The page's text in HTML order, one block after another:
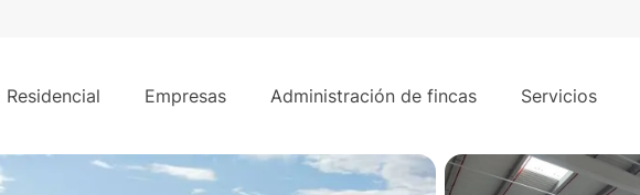
Residencial Empresas Administración de fincas Servicios
en alquiler de 91.792 m² - Illescas, Toledo.